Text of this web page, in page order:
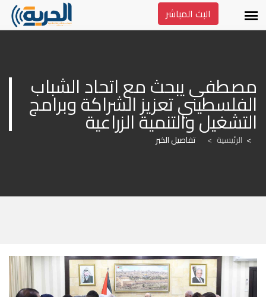
البث المباشر
التشغيل والتنمية الزراعية
الرئيسية > تفاصيل الخبر